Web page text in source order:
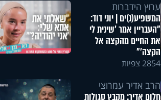
ערוץ הידברות
המשפיע(נ)ים | יוני דוד:
"העבריין אמר 'שינית לי
את החיים מהקצה אל
הקצה'"
2854 צפיות
הרב אדיר עמרוצי
חלום אדיר: מקבץ סגולות